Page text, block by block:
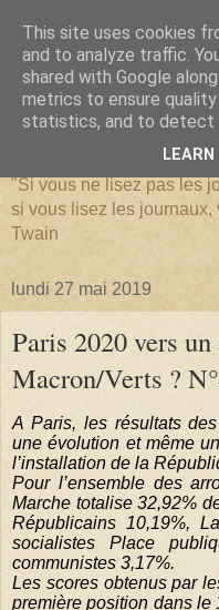
SERIATIM
"Si vous ne lisez pas les
si vous lisez les journaux,
Twain
lundi 27 mai 2019
Paris 2020 vers
Macron/Verts ?
A Paris, les résultats
une évolution et même
l’installation de la
Pour l’ensemble des
Marche totalise 32,92%
Républicains 10,19%,
socialistes Place
communistes 3,17%.
Les scores obtenus par
première position dans le
This site uses cookies
and to analyze traffic.
shared with Google
metrics to ensure
statistics, and to detect